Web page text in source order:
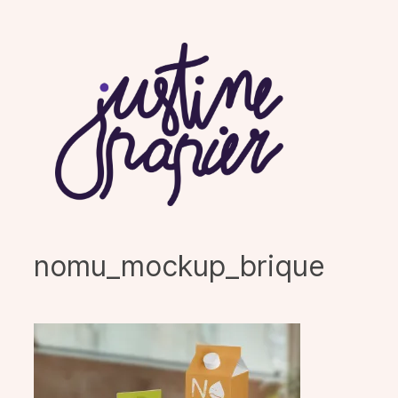
nomu_mockup_brique